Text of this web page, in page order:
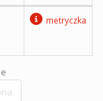
metryczka